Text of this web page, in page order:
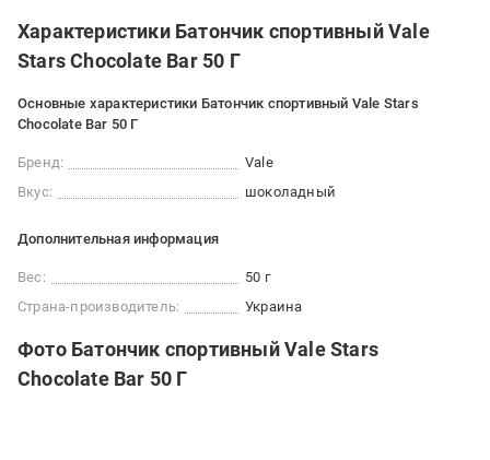
Характеристики Батончик спортивный Vale
Stars Chocolate Bar 50 Г
Основные характеристики Батончик спортивный Vale Stars
Chocolate Bar 50 Г
Бренд:
Vale
Вкус:
шоколадный
Дополнительная информация
Вес:
50 г
Страна-производитель:
Украина
Фото Батончик спортивный Vale Stars
Chocolate Bar 50 Г